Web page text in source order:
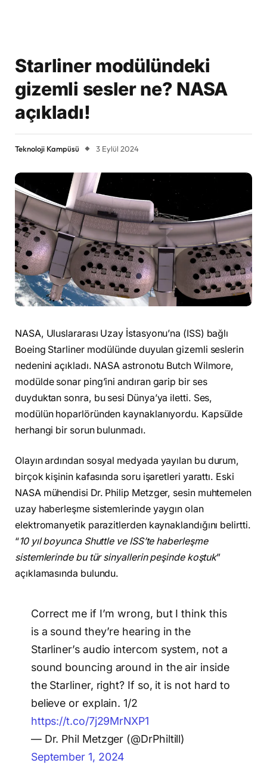
Starliner modülündeki
gizemli sesler ne? NASA
açıkladı!
Teknoloji Kampüsü 3 Eylül 2024
NASA, Uluslararası Uzay İstasyonu’na (ISS) bağlı
Boeing Starliner modülünde duyulan gizemli seslerin
nedenini açıkladı. NASA astronotu Butch Wilmore,
modülde sonar ping’ini andıran garip bir ses
duyduktan sonra, bu sesi Dünya’ya iletti. Ses,
modülün hoparlöründen kaynaklanıyordu. Kapsülde
herhangi bir sorun bulunmadı.
Olayın ardından sosyal medyada yayılan bu durum,
birçok kişinin kafasında soru işaretleri yarattı. Eski
NASA mühendisi Dr. Philip Metzger, sesin muhtemelen
uzay haberleşme sistemlerinde yaygın olan
elektromanyetik parazitlerden kaynaklandığını belirtti.
“10 yıl boyunca Shuttle ve ISS’te haberleşme
sistemlerinde bu tür sinyallerin peşinde koştuk”
açıklamasında bulundu.
Correct me if I’m wrong, but I think this
is a sound they’re hearing in the
Starliner’s audio intercom system, not a
sound bouncing around in the air inside
the Starliner, right? If so, it is not hard to
believe or explain. 1/2
https://t.co/7j29MrNXP1
— Dr. Phil Metzger (@DrPhiltill)
September 1, 2024